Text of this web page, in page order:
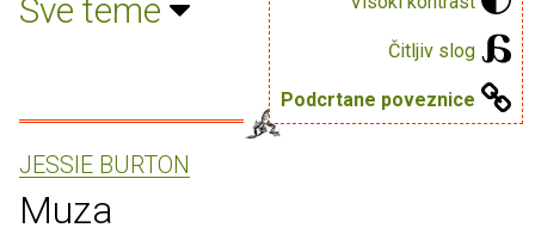
Čitljiv slog
Podcrtane poveznice
Sve teme
JESSIE BURTON
Muza